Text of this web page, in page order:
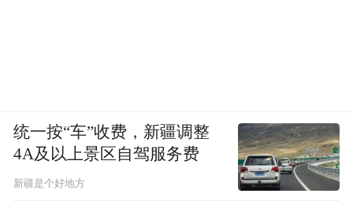
统一按“车”收费，新疆调整
4A及以上景区自驾服务费
新疆是个好地方